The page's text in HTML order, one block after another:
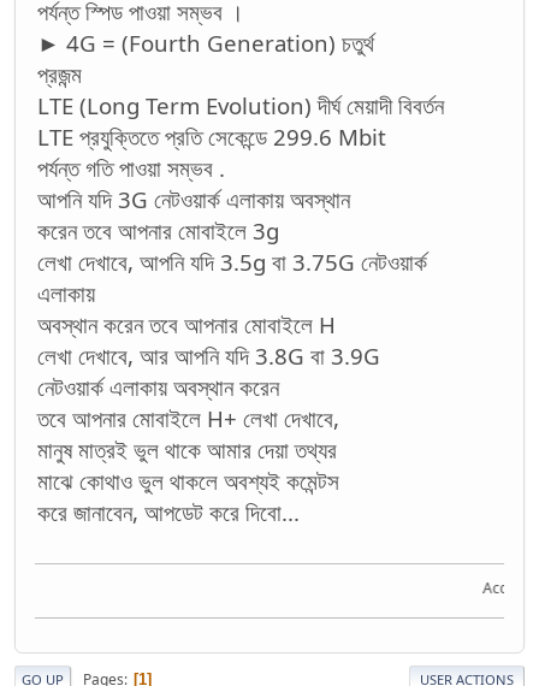
পর্যন্ত স্পিড পাওয়া সম্ভব ।
► 4G = (Fourth Generation) চতুর্থ
প্রজন্ম
LTE (Long Term Evolution) দীর্ঘ মেয়াদী বিবর্তন
LTE প্রযুক্তিতে প্রতি সেকেন্ডে 299.6 Mbit
পর্যন্ত গতি পাওয়া সম্ভব .
আপনি যদি 3G নেটওয়ার্ক এলাকায় অবস্থান
করেন তবে আপনার মোবাইলে 3g
লেখা দেখাবে, আপনি যদি 3.5g বা 3.75G নেটওয়ার্ক
এলাকায়
অবস্থান করেন তবে আপনার মোবাইলে H
লেখা দেখাবে, আর আপনি যদি 3.8G বা 3.9G
নেটওয়ার্ক এলাকায় অবস্থান করেন
তবে আপনার মোবাইলে H+ লেখা দেখাবে,
মানুষ মাত্রই ভুল থাকে আমার দেয়া তথ্যর
মাঝে কোথাও ভুল থাকলে অবশ্যই কমেন্টস
করে জানাবেন, আপডেট করে দিবো...
Acquire
GO UP Pages 1 USER ACTIONS